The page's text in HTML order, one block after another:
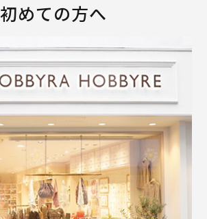
初めての方へ